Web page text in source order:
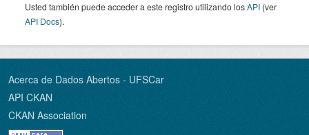
Usted también puede acceder a este registro utilizando losAPI (ver
API Docs).
Acerca de Dados Abertos - UFSCar
API CKAN
CKAN Association